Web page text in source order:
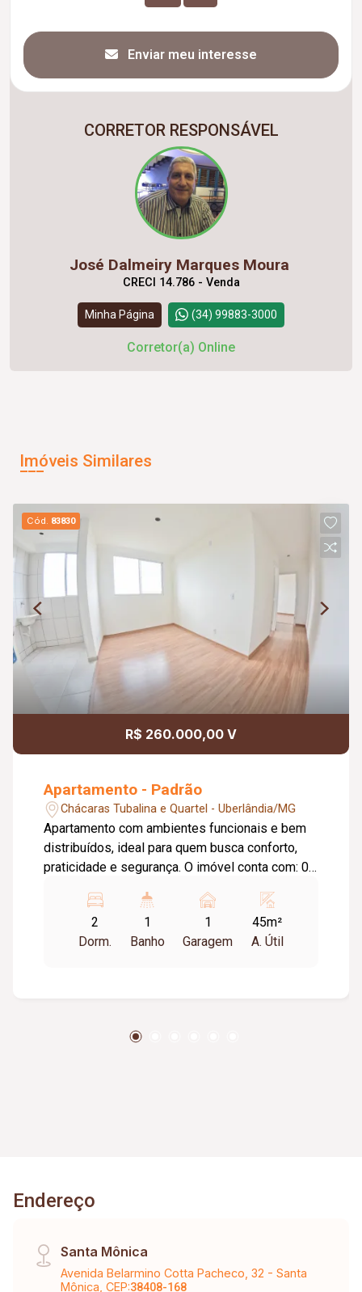
Enviar meu interesse
CORRETOR RESPONSÁVEL
José Dalmeiry Marques Moura
CRECI 14.786 - Venda
Minha Página (34) 99883-3000
Corretor(a) Online
Imóveis Similares
Cód. 83830
R$ 260.000,00 V
Apartamento - Padrão
Chácaras Tubalina e Quartel - Uberlândia/MG
Apartamento com ambientes funcionais e bem
distribuídos, ideal para quem busca conforto,
praticidade e segurança. O imóvel conta com: 02
serviços; 01 vaga de garagem; Diferenciais do
imóvel: Aceita pets; Ambientes bem
distribuídos; Excelente aproveitamento dos
2
Dorm.
1
Banho
1
Garagem
45m²
A. Útil
Endereço
Santa Mônica
Avenida Belarmino Cotta Pacheco, 32 - Santa
Mônica, CEP:38408-168